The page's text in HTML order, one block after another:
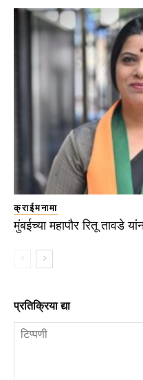
क्राईमनामा
मुंबईच्या महापौर रितू तावडे
प्रतिक्रिया द्या